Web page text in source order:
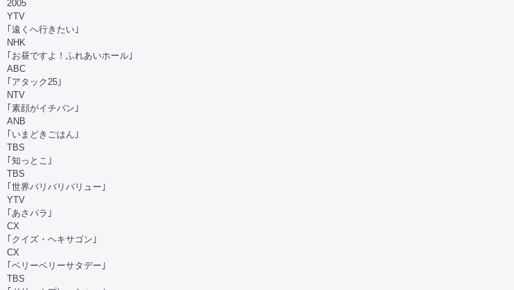
2005
YTV
｢遠くへ行きたい｣
NHK
｢お昼ですよ！ふれあいホール｣
ABC
｢アタック25｣
NTV
｢素顔がイチバン｣
ANB
｢いまどきごはん｣
TBS
｢知っとこ｣
TBS
｢世界バリバリバリュー｣
YTV
｢あさパラ｣
CX
｢クイズ・ヘキサゴン｣
CX
｢ベリーベリーサタデー｣
TBS